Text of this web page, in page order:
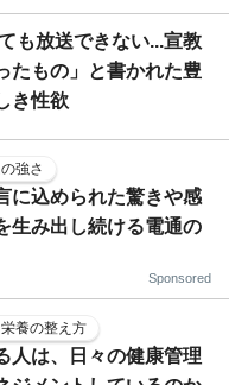
も放送できない...宣教
たもの」と書かれた豊
き性欲
強さ
に込められた驚きや感
生み出し続ける電通の
Sponsored
養の整え方
人は、日々の健康管理